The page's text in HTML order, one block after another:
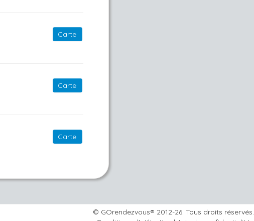
Carte
Carte
Carte
© GOrendezvous® 2012-26. Tous droits réservés.